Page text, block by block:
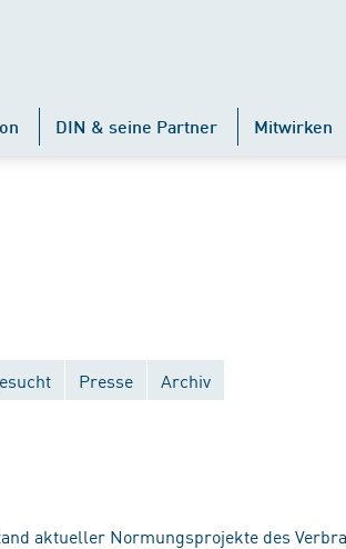
DIN & seine Partner Mitwirken
Presse Archiv
aktueller Normungsprojekte des